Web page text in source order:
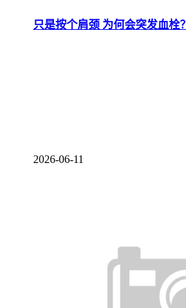
只是按个肩颈 为何会突发血栓
2026-06-11